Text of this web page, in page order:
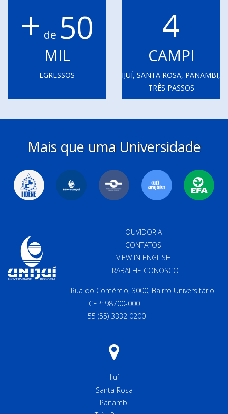
+ de 50
MIL
EGRESSOS
4
CAMPI
IJUÍ, SANTA ROSA, PANAMBI,
TRÊS PASSOS
Mais que uma Universidade
OUVIDORIA
CONTATOS
VIEW IN ENGLISH
TRABALHE CONOSCO
Rua do Comércio, 3000, Bairro Universitário.
CEP: 98700-000
+55 (55) 3332 0200
Ijuí
Santa Rosa
Panambi